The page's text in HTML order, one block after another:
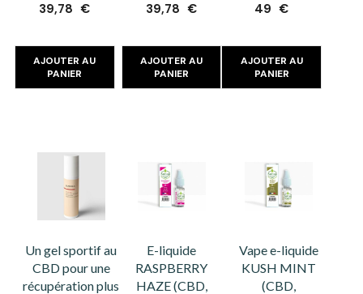
5.00
sur 5
39,78 €
AJOUTER AU
PANIER
5.00
sur 5
39,78 €
AJOUTER AU
PANIER
4.96
sur 5
49 €
AJOUTER AU
PANIER
Un gel sportif au
CBD pour une
récupération plus
E-liquide
RASPBERRY
HAZE (CBD,
Vape e-liquide
KUSH MINT
(CBD,